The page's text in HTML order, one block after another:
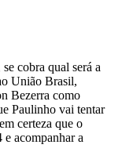
cobra qual será a
União Brasil,
Bezerra como
Paulinho vai tentar
certeza que o
acompanhar a